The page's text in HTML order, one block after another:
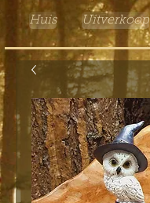
Huis Uitverkoop